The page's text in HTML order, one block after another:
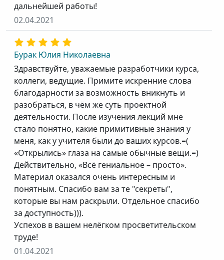
дальнейшей работы!
02.04.2021
Бурак Юлия Николаевна
Здравствуйте, уважаемые разработчики курса,
коллеги, ведущие. Примите искренние слова
благодарности за возможность вникнуть и
разобраться, в чём же суть проектной
деятельности. После изучения лекций мне
стало понятно, какие примитивные знания у
меня, как у учителя были до ваших курсов.=(
«Открылись» глаза на самые обычные вещи.=)
Действительно, «Всё гениальное – просто».
Материал оказался очень интересным и
понятным. Спасибо вам за те "секреты",
которые вы нам раскрыли. Отдельное спасибо
за доступность))).
Успехов в вашем нелёгком просветительском
труде!
01.04.2021